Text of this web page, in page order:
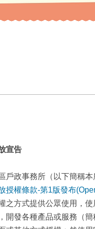
宣告
政事務所（以下簡稱
授權條款-第1版發布
之方式提供公眾使用，
開發各種產品或服務（